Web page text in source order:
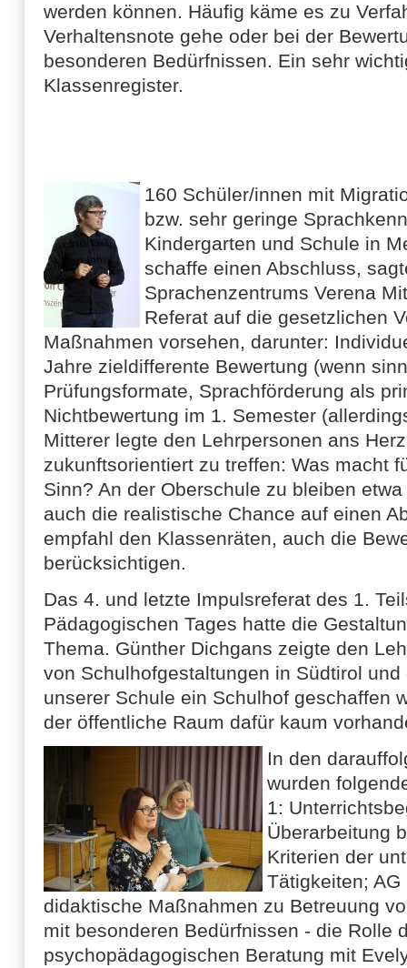
werden können. Häufig käme es zu
Verhaltensnote gehe oder bei der
besonderen Bedürfnissen. Ein sehr
Klassenregister.
160 Schüler/innen mit
bzw. sehr geringe
Kindergarten und Schule in
schaffe einen Abschluss,
Sprachenzentrums Verena
Referat auf die gesetzlichen
Maßnahmen vorsehen, darunter:
Jahre zieldifferente Bewertung (wenn
Prüfungsformate, Sprachförderung als
Nichtbewertung im 1. Semester
Mitterer legte den Lehrpersonen ans
zukunftsorientiert zu treffen: Was macht
Sinn? An der Oberschule zu bleiben
auch die realistische Chance auf einen
empfahl den Klassenräten, auch die
berücksichtigen.
Das 4. und letzte Impulsreferat des 1.
Pädagogischen Tages hatte die
Thema. Günther Dichgans zeigte den
von Schulhofgestaltungen in Südtirol
unserer Schule ein Schulhof geschaffen
der öffentliche Raum dafür kaum
In den
wurden
1:
Überarbeitung
Kriterien der
Tätigkeiten;
didaktische Maßnahmen zu Betreuung
mit besonderen Bedürfnissen - die Rolle
psychopädagogischen Beratung mit